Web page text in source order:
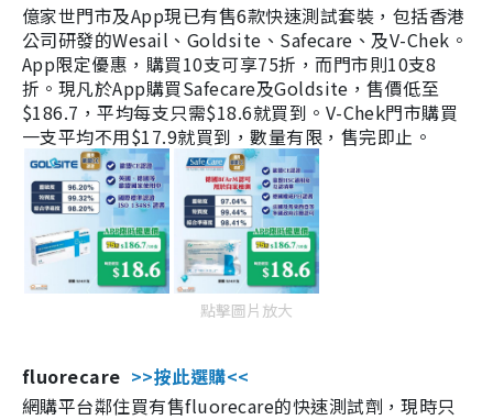
億家世門市及App現已有售6款快速測試套裝，包括香港
公司研發的Wesail、Goldsite、Safecare、及V-Chek。
App限定優惠，購買10支可享75折，而門市則10支8
折。現凡於App購買Safecare及Goldsite，售價低至
$186.7，平均每支只需$18.6就買到。V-Chek門市購買
一支平均不用$17.9就買到，數量有限，售完即止。
點擊圖片放大
fluorecare >>按此選購<<
網購平台鄰住買有售fluorecare的快速測試劑，現時只